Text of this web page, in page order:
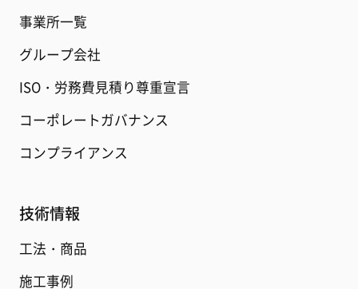
事業所一覧
グループ会社
ISO・労務費見積り尊重宣言
コーポレートガバナンス
コンプライアンス
技術情報
工法・商品
施工事例